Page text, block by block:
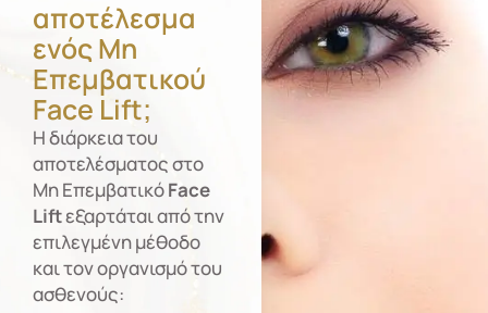
αποτέλεσμα
ενός Μη
Επεμβατικού
Face Lift;
Η διάρκεια του
αποτελέσματος στο
Μη ΕπεμβατικόFace
Liftεξαρτάται από την
επιλεγμένη μέθοδο
και τον οργανισμό του
ασθενούς: